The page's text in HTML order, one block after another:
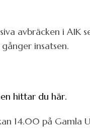
avbräcken i AIK
insatsen.
hittar du här.
14.00 på Gamla